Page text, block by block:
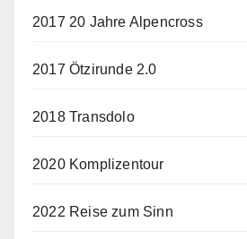
2017 20 Jahre Alpencross
2017 Ötzirunde 2.0
2018 Transdolo
2020 Komplizentour
2022 Reise zum Sinn